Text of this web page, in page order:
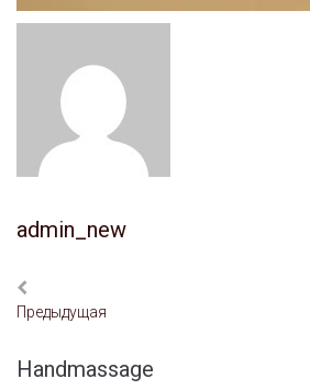
admin_new
Предыдущая
Handmassage